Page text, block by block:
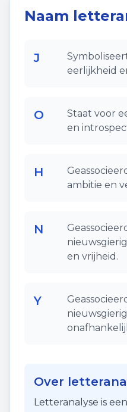
Naam
J
eerlijkheid
O
Staat voor
en
H
ambitie en
N
en vrijheid.
Y
Over
Letteranalyse is